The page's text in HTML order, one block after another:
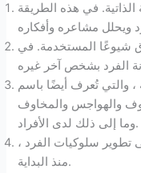
في هذه الطريقة
شيوعًا المستخدمة. في
والتي تُعرف أيضًا باسم
والهواجس والمخاوف
وما إلى ذلك لدى الأفراد.
تطوير سلوكيات الفرد ،
منذ البداية.